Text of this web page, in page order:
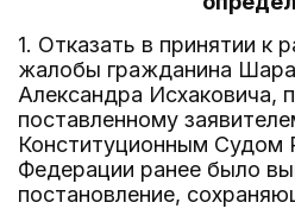
1. Отказать в принятии к
жалобы гражданина
Александра Исхаковича,
поставленному
Конституционным Судом
Федерации ранее было
постановление,